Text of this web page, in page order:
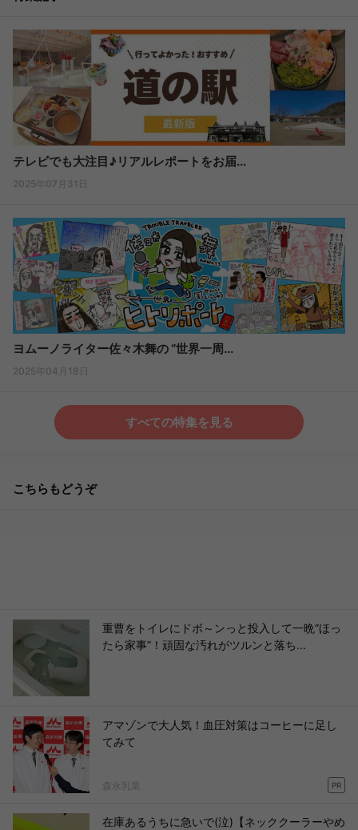
テレビでも大注目♪リアルレポートをお届...
2025年07月31日
ヨムーノライター佐々木舞の “世界一周...
2025年04月18日
すべての特集を見る
こちらもどうぞ
重曹をトイレにドボ～ンっと投入して一晩”ほっ
たら家事”！頑固な汚れがツルンと落ち...
アマゾンで大人気！血圧対策はコーヒーに足し
てみて
森永乳業 PR
在庫あるうちに急いで(泣)【ネッククーラーやめ